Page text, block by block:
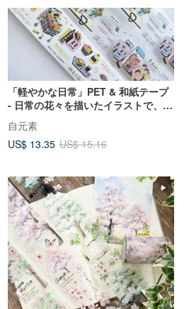
「軽やかな日常」PET & 和紙テープ
- 日常の花々を描いたイラストで、
DIY 手帳や日記を彩るデコレーショ
ン素材
自元素
US$ 13.35 US$ 15.16